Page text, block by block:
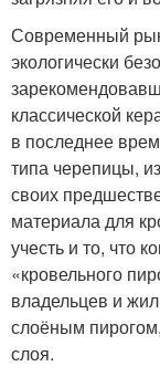
Современный
экологически
классической
в последнее
типа черепицы,
своих
материала для
учесть и то, что
«кровельного
владельцев и
слоёным
слоя.